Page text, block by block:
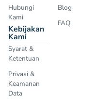
Hubungi
Kami
Kebijakan
Kami
Syarat &
Ketentuan
Privasi &
Keamanan
Data
Blog
FAQ